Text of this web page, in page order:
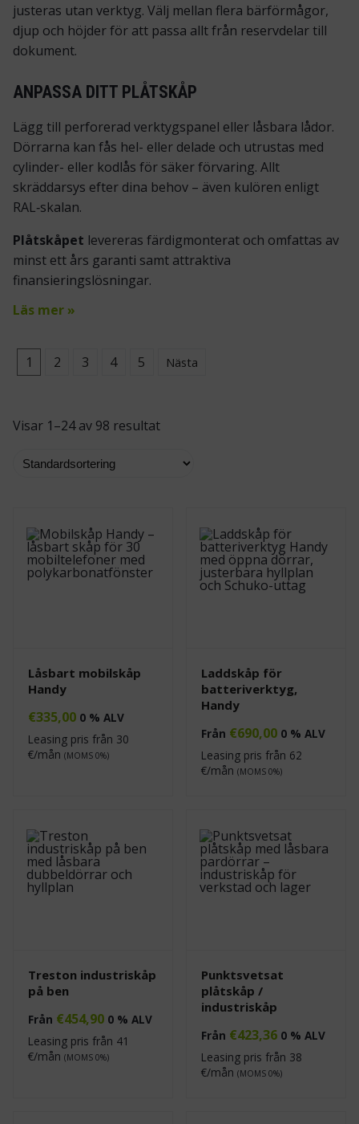
justeras utan verktyg. Välj mellan flera bärförmågor,
djup och höjder för att passa allt från reservdelar till
dokument.
ANPASSA DITT PLÅTSKÅP
Lägg till perforerad verktygspanel eller låsbara lådor.
Dörrarna kan fås hel- eller delade och utrustas med
cylinder- eller kodlås för säker förvaring. Allt
skräddarsys efter dina behov – även kulören enligt
RAL‑skalan.
Plåtskåpet levereras färdigmonterat och omfattas av
minst ett års garanti samt attraktiva
finansieringslösningar.
Läs mer »
1 2 3 4 5 Nästa
Visar 1–24 av 98 resultat
Låsbart mobilskåp
Handy
€335,00 0 % ALV
Leasing pris från 30
€/mån (MOMS 0%)
Laddskåp för
batteriverktyg,
Handy
Från €690,00 0 % ALV
Leasing pris från 62
€/mån (MOMS 0%)
Treston industriskåp
på ben
Från €454,90 0 % ALV
Leasing pris från 41
€/mån (MOMS 0%)
Punktsvetsat
plåtskåp /
industriskåp
Från €423,36 0 % ALV
Leasing pris från 38
€/mån (MOMS 0%)